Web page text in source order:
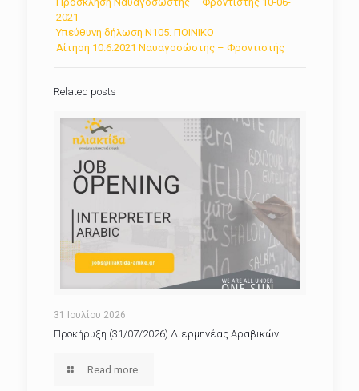
2021
Υπεύθυνη δήλωση Ν105. ΠΟΙΝΙΚΟ
Αίτηση 10.6.2021 Ναυαγοσώστης – Φροντιστής
Related posts
31 Ιουλίου 2026
Προκήρυξη (31/07/2026) Διερμηνέας Αραβικών.
Read more